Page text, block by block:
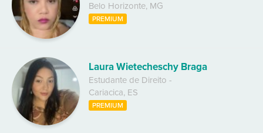
Belo Horizonte, MG
PREMIUM
Laura Wietecheschy Braga
Estudante de Direito -
Cariacica, ES
PREMIUM